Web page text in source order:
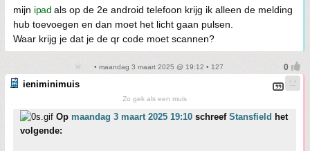
mijn ipad als op de 2e android telefoon krijg ik alleen de melding
hub toevoegen en dan moet het licht gaan pulsen.
Waar krijg je dat je de qr code moet scannen?
• maandag 3 maart 2025 @ 19:12 • 127
ieniminimuis
Zo gek als een muis
Op maandag 3 maart 2025 19:10 schreef Stansfield het
volgende: